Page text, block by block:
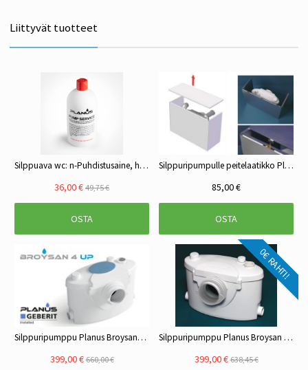
Liittyvät tuotteet
Silppuava wc: n-Puhdistusaine, huoltoaine Planus 1 L
36,00 € 49,75 €
OSTA
Silppuripumpulle peitelaatikko Planus Broycover
85,00 €
OSTA
Silppuripumppu Planus Broysan4 UP pienjätevesipumppaamo, tarkastusluukku, wc-pesuallas-bidet-suihku
399,00 € 660,00 €
0€ RAHTI!
Silppuripumppu Planus Broysan pienjätevesipumppaamo - wc, pesuallas,bidet,suihku
399,00 € 638,45 €